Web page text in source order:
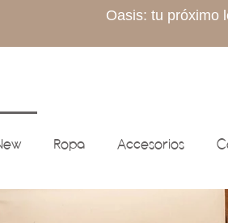
Oasis: tu próximo
Ropa Accesorios